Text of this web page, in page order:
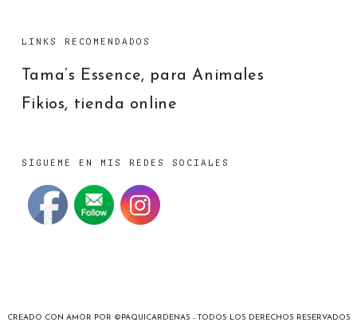
LINKS RECOMENDADOS
Tama’s Essence, para Animales
Fikios, tienda online
SÍGUEME EN MIS REDES SOCIALES
CREADO CON AMOR POR ©PAQUICARDENAS - TODOS LOS DERECHOS RESERVADOS